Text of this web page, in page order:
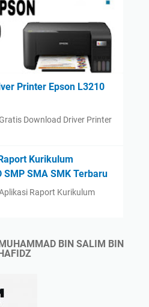
Printer Epson L3210
Download Driver Printer
Kurikulum
SMA SMK Terbaru
Raport Kurikulum
BIN SALIM BIN